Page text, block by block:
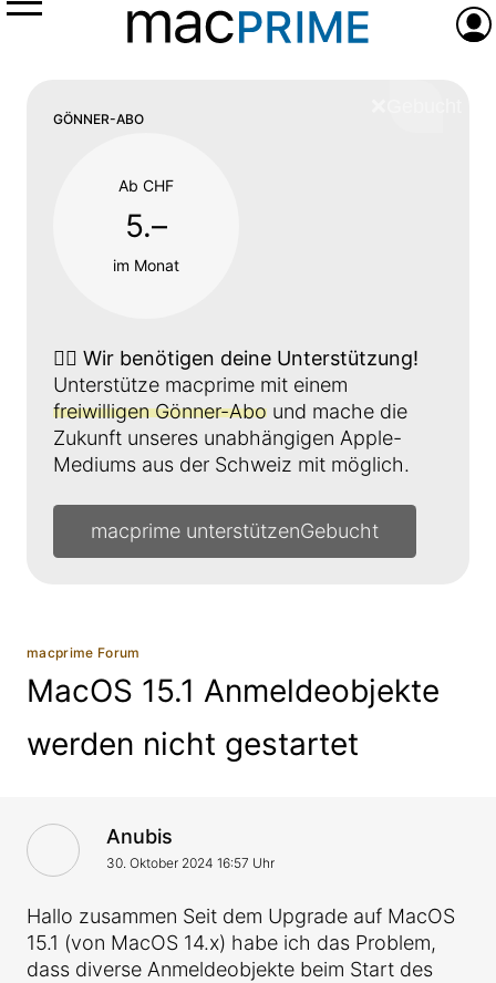
Menü
GÖNNER-ABO
Ab CHF
5.–
im Monat
👉🏼 Wir benötigen deine Unterstützung!
Unterstütze macprime mit einem
freiwilligen Gönner-Abo und mache die
Zukunft unseres unabhängigen Apple-
Mediums aus der Schweiz mit möglich.
macprime unterstützen
macprime Forum
MacOS 15.1 Anmeldeobjekte
werden nicht gestartet
VonAntwort von
Anubis
30. Oktober 2024 16:57 Uhr
Hallo zusammen Seit dem Upgrade auf MacOS
15.1 (von MacOS 14.x) habe ich das Problem,
dass diverse Anmeldeobjekte beim Start des